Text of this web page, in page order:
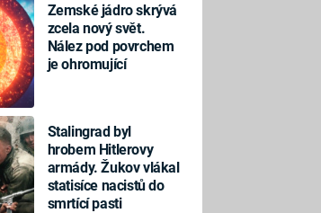
Zemské jádro skrývá
zcela nový svět.
Nález pod povrchem
je ohromující
Stalingrad byl
hrobem Hitlerovy
armády. Žukov vlákal
statisíce nacistů do
smrtící pasti